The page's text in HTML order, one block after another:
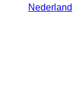
Nederland